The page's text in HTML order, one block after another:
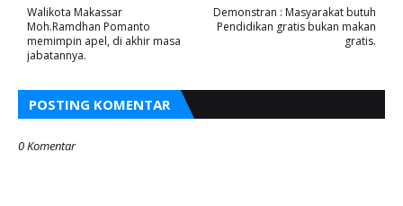
Demonstran : Masyarakat butuh
Pendidikan gratis bukan makan
gratis.
Walikota Makassar
Moh.Ramdhan Pomanto
memimpin apel, di akhir masa
jabatannya.
POSTING KOMENTAR
0 Komentar